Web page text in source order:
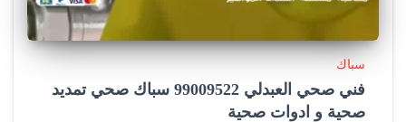
سباك
فني صحي العبدلي 99009522 سباك صحي تمديد
صحية و ادوات صحية